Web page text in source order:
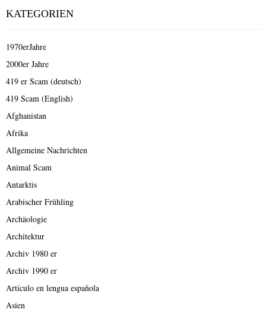
KATEGORIEN
1970erJahre
2000er Jahre
419 er Scam (deutsch)
419 Scam (English)
Afghanistan
Afrika
Allgemeine Nachrichten
Animal Scam
Antarktis
Arabischer Frühling
Archäologie
Architektur
Archiv 1980 er
Archiv 1990 er
Artículo en lengua española
Asien